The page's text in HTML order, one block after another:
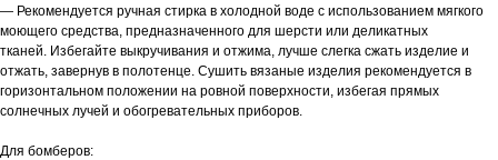
— Рекомендуется ручная стирка в холодной воде с использованием мягкого
моющего средства, предназначенного для шерсти или деликатных
тканей. Избегайте выкручивания и отжима, лучше слегка сжать изделие и
отжать, завернув в полотенце. Сушить вязаные изделия рекомендуется в
горизонтальном положении на ровной поверхности, избегая прямых
солнечных лучей и обогревательных приборов.
Для бомберов: